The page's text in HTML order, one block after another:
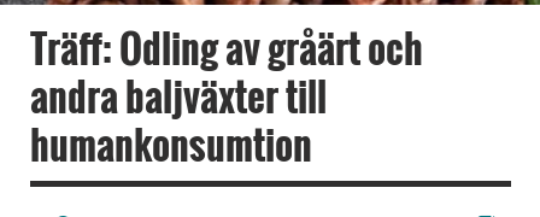
Träff: Odling av gråärt och
andra baljväxter till
humankonsumtion